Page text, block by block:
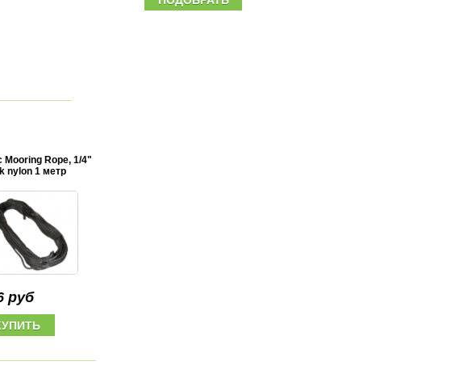
Mooring Rope, 1/4"
nylon 1 метр
руб